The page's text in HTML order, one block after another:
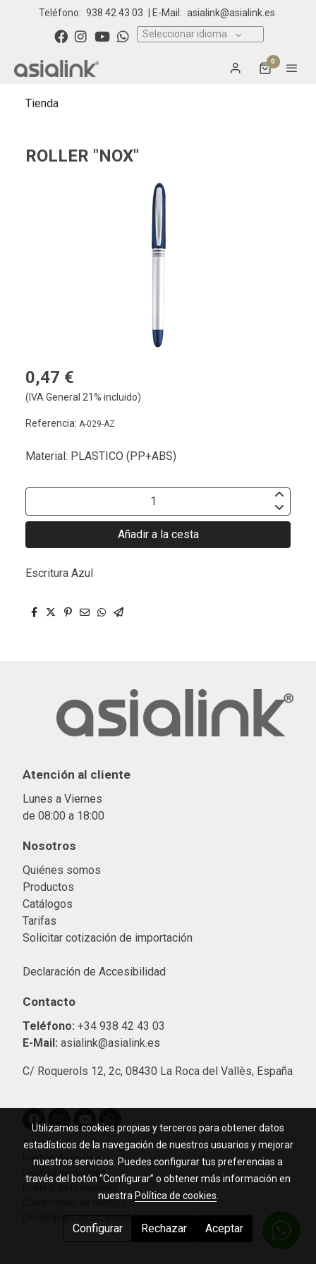
Teléfono: 938 42 43 03 | E-Mail: asialink@asialink.es
Seleccionar idioma
0
Tienda
ROLLER "NOX"
0,47 €
(IVA General 21% incluido)
Referencia: A-029-AZ
Material: PLASTICO (PP+ABS)
Añadir a la cesta
Escritura Azul
Atención al cliente
Lunes a Viernes
de 08:00 a 18:00
Nosotros
Quiénes somos
Productos
Catálogos
Tarifas
Solicitar cotización de importación
Declaración de Accesibilidad
Contacto
Teléfono: +34 938 42 43 03
E-Mail: asialink@asialink.es
C/ Roquerols 12, 2c, 08430 La Roca del Vallès, España
Aviso legal
Política de cookies
Gestión de cookies
Condiciones de compra
Utilizamos cookies propias y terceros para obtener datos
estadísticos de la navegación de nuestros usuarios y mejorar
nuestros servicios. Puedes configurar tus preferencias a
través del botón “Configurar” o obtener más información en
nuestra Política de cookies
Configurar Rechazar Aceptar